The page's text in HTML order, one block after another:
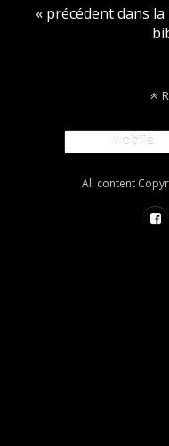
« précédent dans
Mobile
All content